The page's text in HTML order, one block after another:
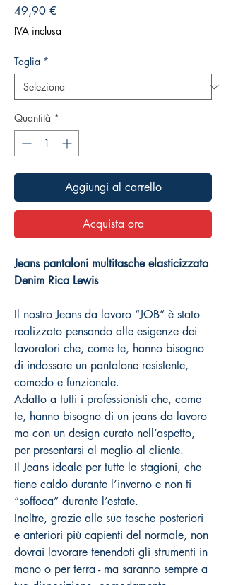
49,90 €Prezzo
IVA inclusa
Taglia *
Quantità *
Aggiungi al carrello
Acquista ora
Jeans pantaloni multitasche elasticizzato
Denim Rica Lewis
Il nostro Jeans da lavoro “JOB” è stato
realizzato pensando alle esigenze dei
lavoratori che, come te, hanno bisogno
di indossare un pantalone resistente,
comodo e funzionale.
Adatto a tutti i professionisti che, come
te, hanno bisogno di un jeans da lavoro
ma con un design curato nell’aspetto,
per presentarsi al meglio al cliente.
Il Jeans ideale per tutte le stagioni, che
tiene caldo durante l’inverno e non ti
“soffoca” durante l’estate.
Inoltre, grazie alle sue tasche posteriori
e anteriori più capienti del normale, non
dovrai lavorare tenendoti gli strumenti in
mano o per terra - ma saranno sempre a